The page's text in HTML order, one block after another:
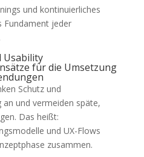
und kontinuierliches
Fundament jeder
Usability
für die Umsetzung
Schutz und
und vermeiden späte,
Das heißt:
und UX-Flows
zusammen.